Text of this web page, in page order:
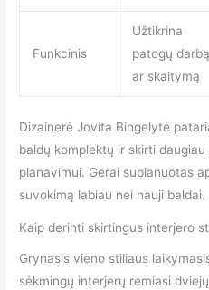
Funkcinis
Užtikrina
patogų darbą
ar skaitymą
Dizainerė Jovita Bingelytė
baldų komplektų ir skirti
planavimui. Gerai suplanuotas
suvokimą labiau nei nauji baldai.
Kaip derinti skirtingus interjero
Grynasis vieno stiliaus
sėkmingų interjerų remiasi